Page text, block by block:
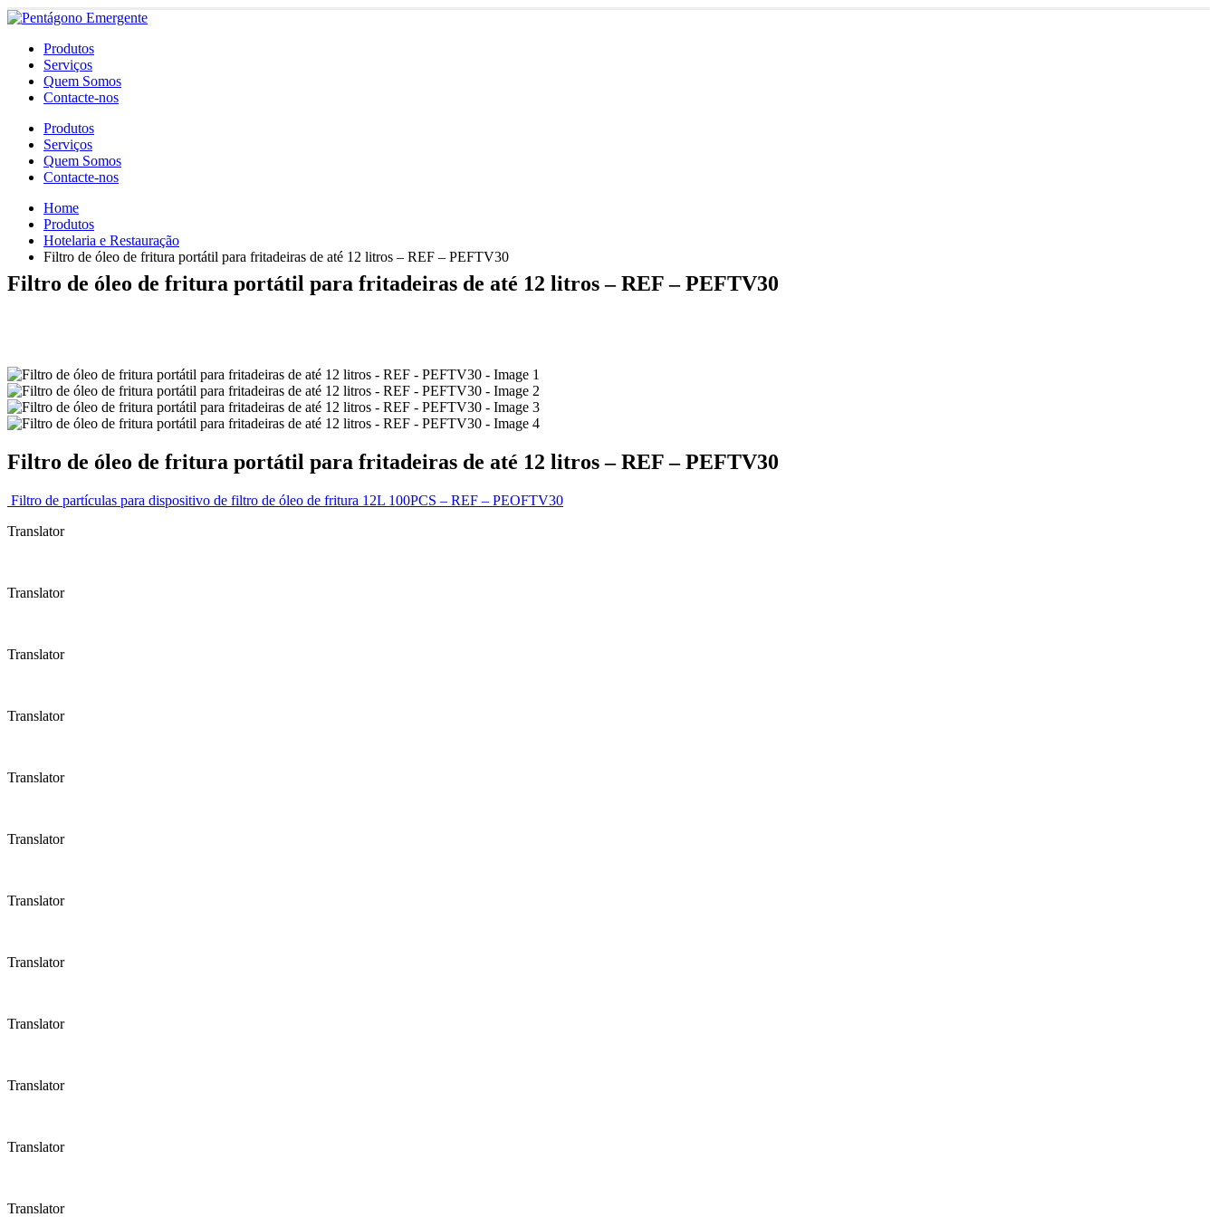
Produtos
Serviços
Quem Somos
Contacte-nos
Produtos
Serviços
Quem Somos
Contacte-nos
Home
Produtos
Hotelaria e Restauração
Filtro de óleo de fritura portátil para fritadeiras de até 12 litros – REF – PEFTV30
Filtro de óleo de fritura portátil para fritadeiras de até 12 litros – REF – PEFTV30
Filtro de óleo de fritura portátil para fritadeiras de até 12 litros – REF – PEFTV30
Filtro de partículas para dispositivo de filtro de óleo de fritura 12L 100PCS – REF – PEOFTV30
Translator
Translator
Translator
Translator
Translator
Translator
Translator
Translator
Translator
Translator
Translator
Translator